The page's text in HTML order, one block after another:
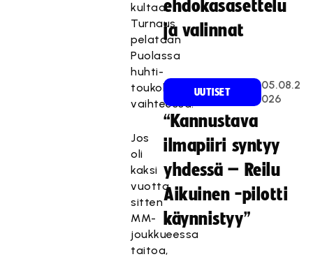
kultaa.
Turnaus
pelataan
Puolassa
huhti-
toukokuun
vaihteessa.
Jos
oli
kaksi
vuotta
sitten
MM-
joukkueessa
taitoa,
ehdokasasettelu
ja valinnat
UUTISET
05.08.2
026
“Kannustava
ilmapiiri syntyy
yhdessä – Reilu
Aikuinen -pilotti
käynnistyy”